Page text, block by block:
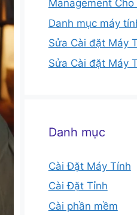
Management Cho
Danh mục máy
Sửa Cài đặt Máy
Sửa Cài đặt Máy
Danh mục
Cài Đặt Máy Tính
Cài Đặt Tỉnh
Cài phần mềm